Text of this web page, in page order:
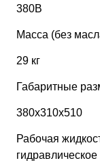
380В
Масса (без
29 кг
Габаритные
380х310х510
Рабочая